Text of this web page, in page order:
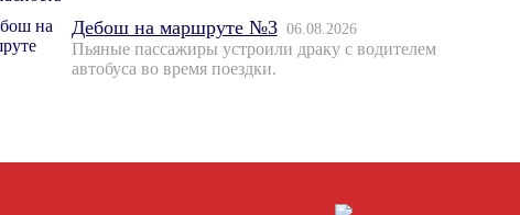
Дебош на маршруте №3 06.08.2026
Пьяные пассажиры устроили драку с водителем
автобуса во время поездки.